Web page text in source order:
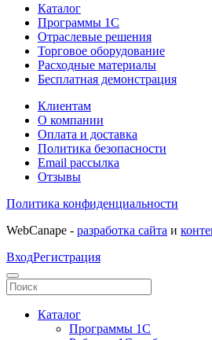
Каталог
Программы 1С
Отраслевые решения
Торговое оборудование
Расходные материалы
Бесплатная демонстрация
Клиентам
О компании
Оплата и доставка
Политика безопасности
Email рассылка
Отзывы
Политика конфиденциальности
WebCanape - разработка сайта и
ВходРегистрация
Каталог
Программы 1С